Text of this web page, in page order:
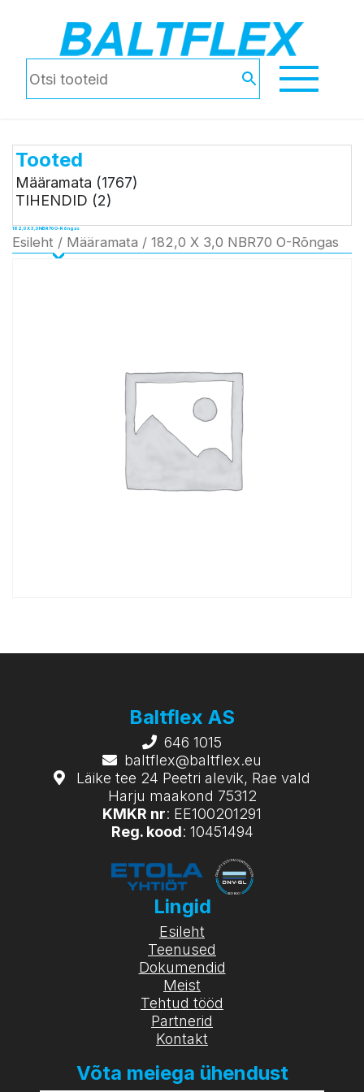
Tooted
Määramata (1767)
TIHENDID (2)
182,0 X 3,0 NBR70 O-Rõngas
Esileht / Määramata / 182,0 X 3,0 NBR70 O-Rõngas
Baltflex AS
646 1015
baltflex@baltflex.eu
Läike tee 24 Peetri alevik, Rae vald
Harju maakond 75312
KMKR nr: EE100201291
Reg. kood: 10451494
Lingid
Esileht
Teenused
Dokumendid
Meist
Tehtud tööd
Partnerid
Kontakt
Võta meiega ühendust